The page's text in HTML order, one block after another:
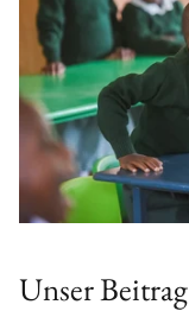
Unser Beitrag